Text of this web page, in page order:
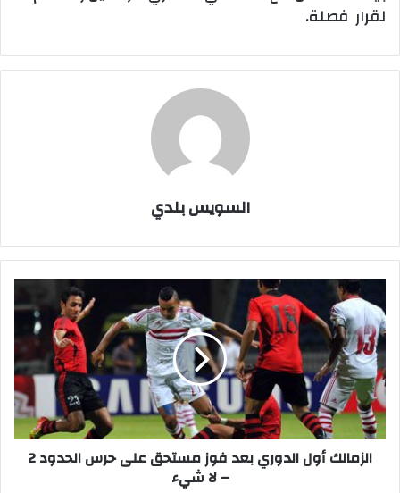
لقرار فصلة.
السويس بلدي
الزمالك
أول
الدوري
بعد
فوز
مستحق
على
حرس
الحدود
الزمالك أول الدوري بعد فوز مستحق على حرس الحدود 2
– لا شيء